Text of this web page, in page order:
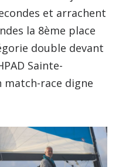
et arrachent
la 8ème place
double devant
Sainte-
match-race digne